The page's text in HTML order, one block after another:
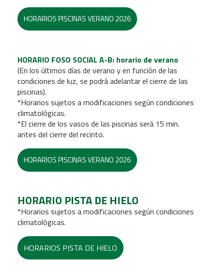
HORARIOS PISCINAS VERANO 2026
HORARIO FOSO SOCIAL A-B: horario de verano
(En los últimos días de verano y en función de las
condiciones de luz, se podrá adelantar el cierre de las
piscinas).
*Horarios sujetos a modificaciones según condiciones
climatológicas.
*El cierre de los vasos de las piscinas será 15 min.
antes del cierre del recinto.
HORARIOS PISCINAS VERANO 2026
HORARIO PISTA DE HIELO
*Horarios sujetos a modificaciones según condiciones
climatológicas.
HORARIOS PISTA DE HIELO